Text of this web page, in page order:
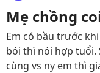
Mẹ chồng
Em có bầu trước
bói thì nói hợp tuổi.
cùng vs ny em thì